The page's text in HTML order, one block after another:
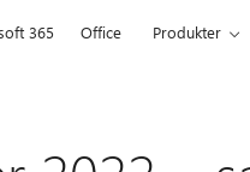
365 Office Produkter